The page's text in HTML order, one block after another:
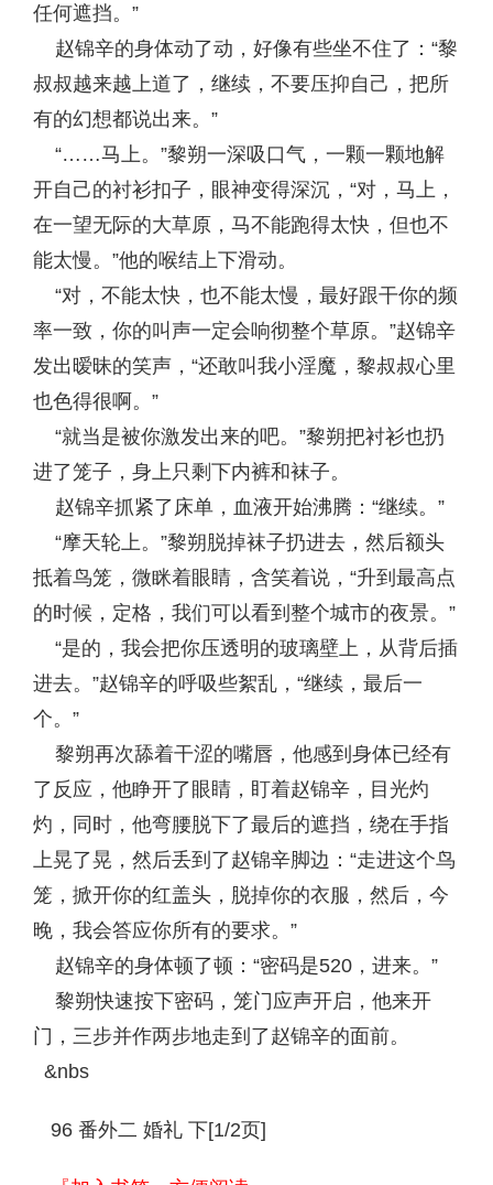
任何遮挡。”
赵锦辛的身体动了动，好像有些坐不住了：“黎
叔叔越来越上道了，继续，不要压抑自己，把所
有的幻想都说出来。”
“……马上。”黎朔一深吸口气，一颗一颗地解
开自己的衬衫扣子，眼神变得深沉，“对，马上，
在一望无际的大草原，马不能跑得太快，但也不
能太慢。”他的喉结上下滑动。
“对，不能太快，也不能太慢，最好跟干你的频
率一致，你的叫声一定会响彻整个草原。”赵锦辛
发出暧昧的笑声，“还敢叫我小淫魔，黎叔叔心里
也色得很啊。”
“就当是被你激发出来的吧。”黎朔把衬衫也扔
进了笼子，身上只剩下内裤和袜子。
赵锦辛抓紧了床单，血液开始沸腾：“继续。”
“摩天轮上。”黎朔脱掉袜子扔进去，然后额头
抵着鸟笼，微眯着眼睛，含笑着说，“升到最高点
的时候，定格，我们可以看到整个城市的夜景。”
“是的，我会把你压透明的玻璃壁上，从背后插
进去。”赵锦辛的呼吸些絮乱，“继续，最后一
个。”
黎朔再次舔着干涩的嘴唇，他感到身体已经有
了反应，他睁开了眼睛，盯着赵锦辛，目光灼
灼，同时，他弯腰脱下了最后的遮挡，绕在手指
上晃了晃，然后丢到了赵锦辛脚边：“走进这个鸟
笼，掀开你的红盖头，脱掉你的衣服，然后，今
晚，我会答应你所有的要求。”
赵锦辛的身体顿了顿：“密码是520，进来。”
黎朔快速按下密码，笼门应声开启，他来开
门，三步并作两步地走到了赵锦辛的面前。
&nbs
96 番外二 婚礼 下[1/2页]